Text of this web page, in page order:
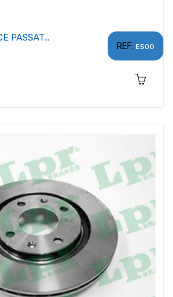
REF: E500
PASSAT...